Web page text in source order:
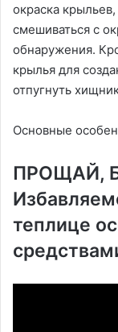
окраска
смешиваться с
обнаружения.
крылья для
отпугнуть
Основные
ПРОЩАЙ,
теплице